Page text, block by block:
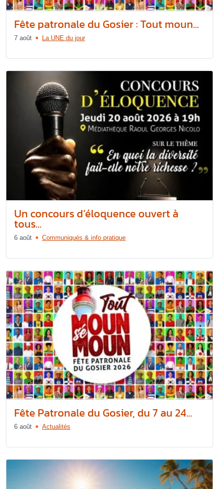
Fête patronale du Gosier : Tout moun...
7 août La UNE du jour
Un concours d’éloquence ouvert à
tous...
6 août Communiqués & info pratique
Fête Patronale du Gosier, du 7 au 24...
6 août Actualités